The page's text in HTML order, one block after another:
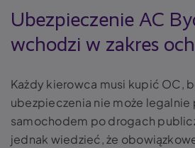
Ubezpieczenie AC
wchodzi w zakres
Każdy kierowca musi kupić OC,
ubezpieczenia nie może legalnie
samochodem po drogach
jednak wiedzieć, że